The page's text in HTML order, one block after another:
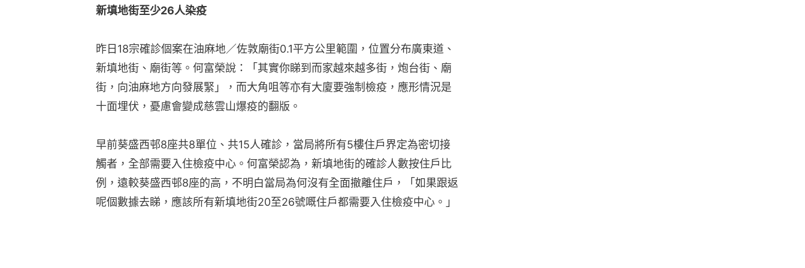
新填地街至少26人染疫
昨日18宗確診個案在油麻地／佐敦廟街0.1平方公里範圍，位置分布廣東道、
新填地街、廟街等。何富榮說：「其實你睇到而家越來越多街，炮台街、廟
街，向油麻地方向發展緊」，而大角咀等亦有大廈要強制檢疫，應形情況是
十面埋伏，憂慮會變成慈雲山爆疫的翻版。
早前葵盛西邨8座共8單位、共15人確診，當局將所有5樓住戶界定為密切接
觸者，全部需要入住檢疫中心。何富榮認為，新填地街的確診人數按住戶比
例，遠較葵盛西邨8座的高，不明白當局為何沒有全面撤離住戶，「如果跟返
呢個數據去睇，應該所有新填地街20至26號嘅住戶都需要入住檢疫中心。」